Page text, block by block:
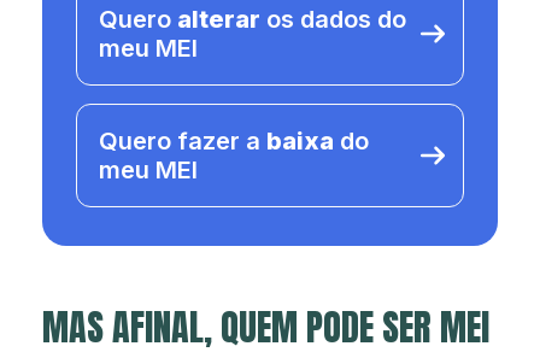
Quero alterar os dados do
meu MEI
Quero fazer a baixa do
meu MEI
MAS AFINAL, QUEM PODE SER MEI